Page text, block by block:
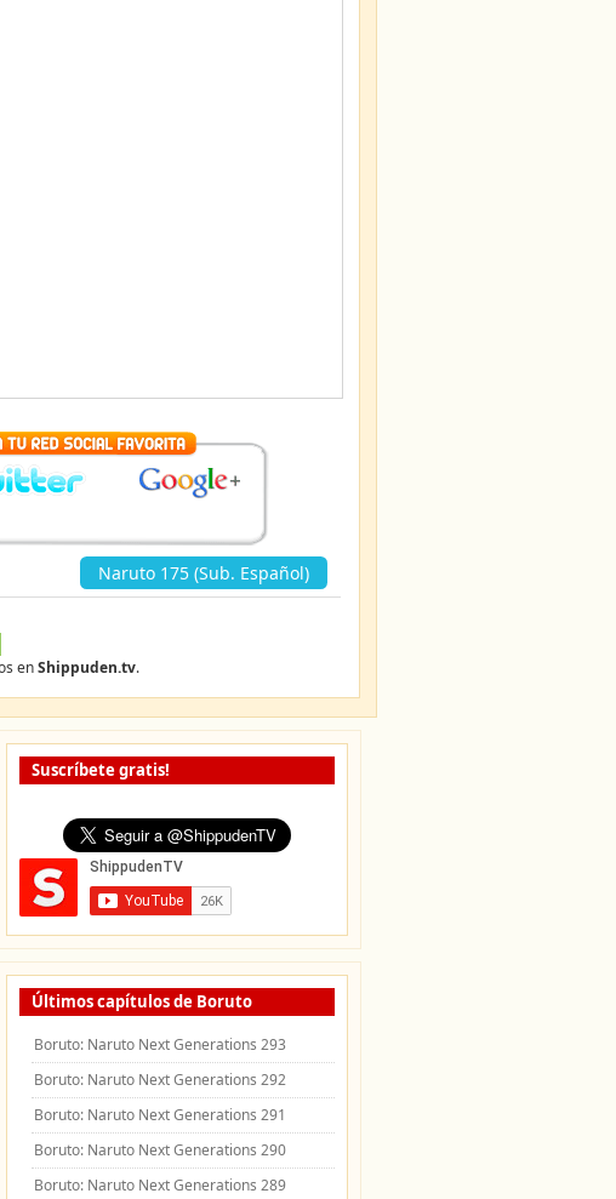
Naruto 175 (Sub. Español)
enShippuden.tv.
Suscríbete gratis!
Últimos capítulos de Boruto
Boruto: Naruto Next Generations 293
Boruto: Naruto Next Generations 292
Boruto: Naruto Next Generations 291
Boruto: Naruto Next Generations 290
Boruto: Naruto Next Generations 289